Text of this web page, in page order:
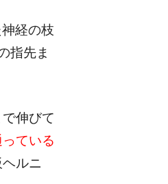
経の枝
指先ま
伸びて
ている
ルニ